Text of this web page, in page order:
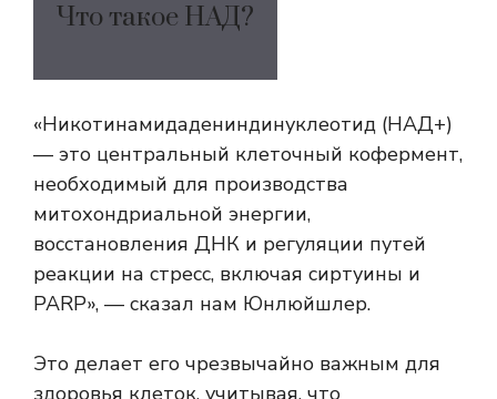
Что такое НАД?
«Никотинамидадениндинуклеотид (НАД+)
— это центральный клеточный кофермент,
необходимый для производства
митохондриальной энергии,
восстановления ДНК и регуляции путей
реакции на стресс, включая сиртуины и
PARP», — сказал нам Юнлюйшлер.
Это делает его чрезвычайно важным для